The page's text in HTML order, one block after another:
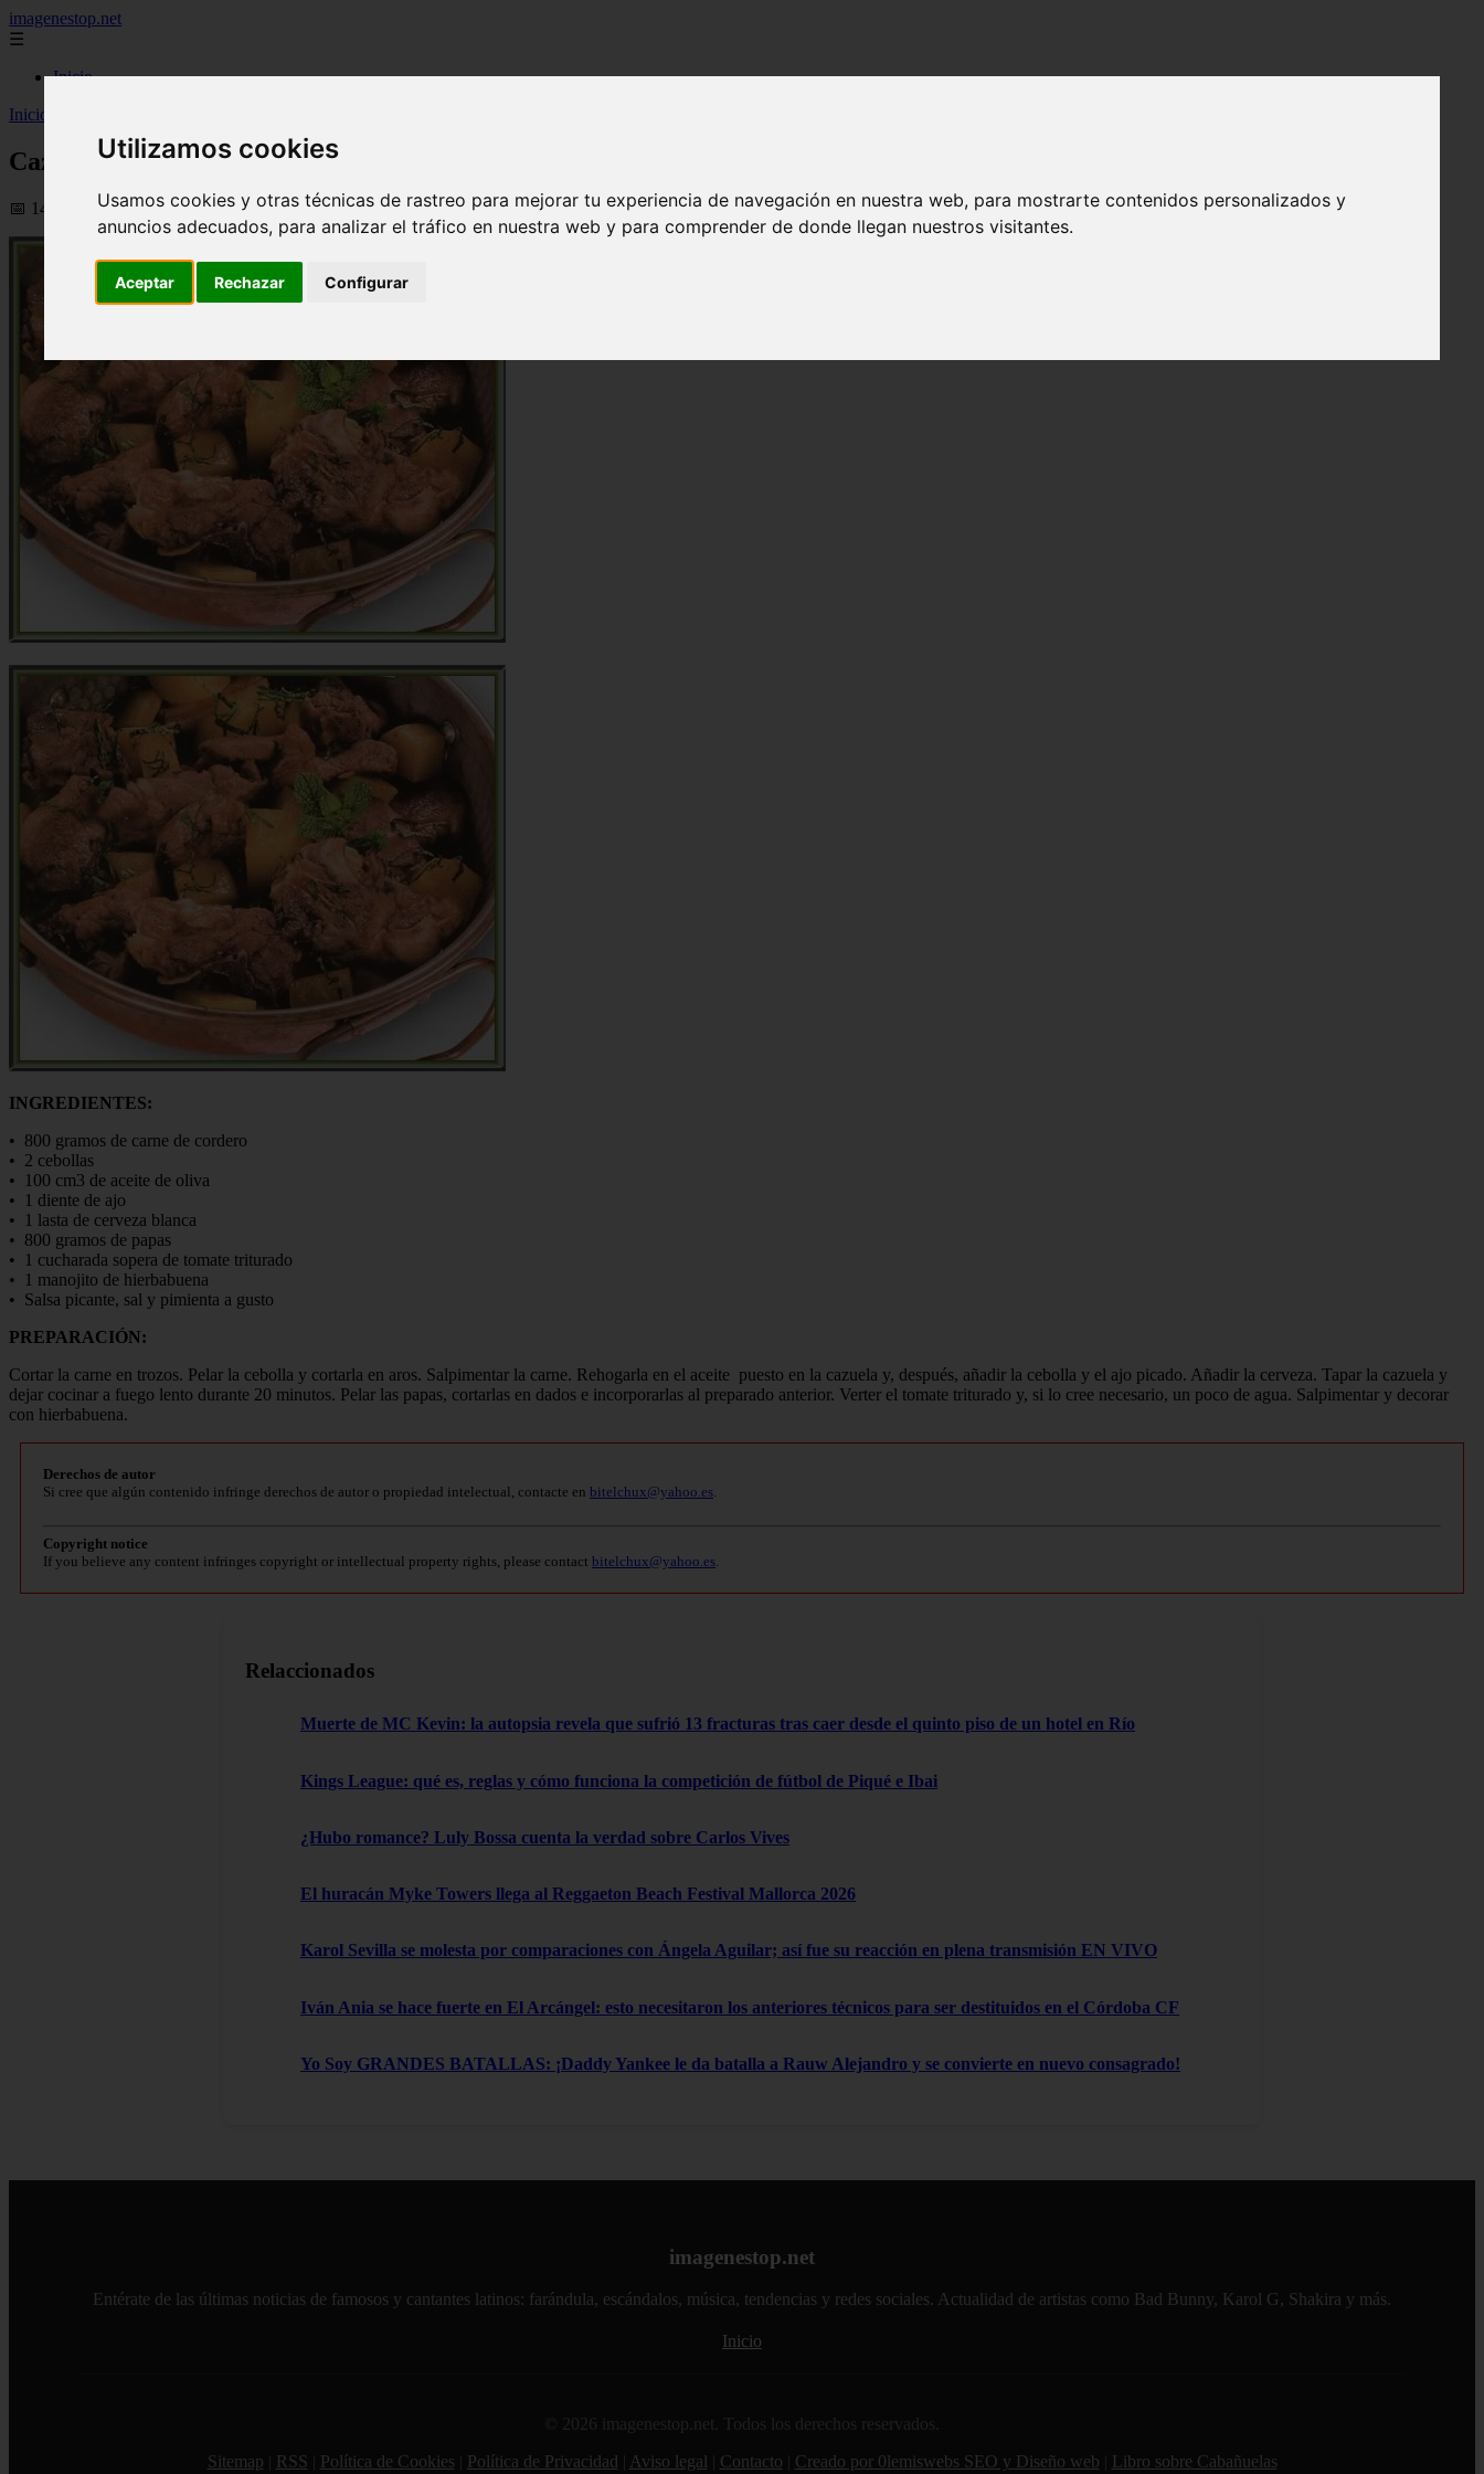
Utilizamos cookies
Usamos cookies y otras técnicas de rastreo para mejorar tu experiencia de navegación en nuestra web, para mostrarte contenidos personalizados y
anuncios adecuados, para analizar el tráfico en nuestra web y para comprender de donde llegan nuestros visitantes.
Aceptar Rechazar Configurar
imagenestop.net
☰
Inicio
Inicio
Cazuela de cordero
📅 14/05/2024
INGREDIENTES:
• 800 gramos de carne de cordero
• 2 cebollas
• 100 cm3 de aceite de oliva
• 1 diente de ajo
• 1 lasta de cerveza blanca
• 800 gramos de papas
• 1 cucharada sopera de tomate triturado
• 1 manojito de hierbabuena
• Salsa picante, sal y pimienta a gusto
PREPARACIÓN:
Cortar la carne en trozos. Pelar la cebolla y cortarla en aros. Salpimentar la carne. Rehogarla en el aceite puesto en la cazuela y, después, añadir la cebolla y el ajo picado. Añadir la cerveza. Tapar la cazuela y
dejar cocinar a fuego lento durante 20 minutos. Pelar las papas, cortarlas en dados e incorporarlas al preparado anterior. Verter el tomate triturado y, si lo cree necesario, un poco de agua. Salpimentar y decorar
con hierbabuena.
Derechos de autor
Si cree que algún contenido infringe derechos de autor o propiedad intelectual, contacte en bitelchux@yahoo.es
Copyright notice
If you believe any content infringes copyright or intellectual property rights, please contact bitelchux@yahoo.es
Relaccionados
Muerte de MC Kevin: la autopsia revela que sufrió 13 fracturas tras caer desde el quinto piso de un hotel en Río
Kings League: qué es, reglas y cómo funciona la competición de fútbol de Piqué e Ibai
¿Hubo romance? Luly Bossa cuenta la verdad sobre Carlos Vives
El huracán Myke Towers llega al Reggaeton Beach Festival Mallorca 2026
Karol Sevilla se molesta por comparaciones con Ángela Aguilar; así fue su reacción en plena transmisión EN VIVO
Iván Ania se hace fuerte en El Arcángel: esto necesitaron los anteriores técnicos para ser destituidos en el Córdoba CF
Yo Soy GRANDES BATALLAS: ¡Daddy Yankee le da batalla a Rauw Alejandro y se convierte en nuevo consagrado!
imagenestop.net
Entérate de las últimas noticias de famosos y cantantes latinos: farándula, escándalos, música, tendencias y redes sociales. Actualidad de artistas como Bad Bunny, Karol G, Shakira y más.
Inicio
© 2026 imagenestop.net. Todos los derechos reservados.
Sitemap
RSS Política de Cookies Política de Privacidad Aviso legal Contacto Creado por 0lemiswebs SEO y Diseño web Libro sobre Cabañuelas